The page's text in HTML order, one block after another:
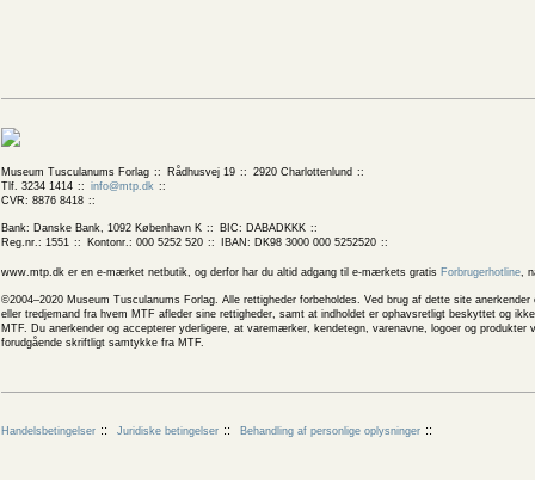
Museum Tusculanums Forlag Rådhusvej 19
2920 Charlottenlund
Tlf. 3234 1414
info@mtp.dk
CVR: 8876 8418
Bank: Danske Bank, 1092 København K
BIC: DABADKKK
Reg.nr.: 1551
Kontonr.: 000 5252 520 IBAN: DK98 3000 000 5252520
www.mtp.dk er en e-mærket netbutik, og derfor har du altid adgang til e-mærkets gratis Forbrugerhotline,
©2004–2020 Museum Tusculanums Forlag. Alle rettigheder forbeholdes. Ved brug af dette site
eller tredjemand fra hvem MTF afleder sine rettigheder, samt at indholdet er ophavsretligt beskyttet og
MTF. Du anerkender og accepterer yderligere, at varemærker, kendetegn, varenavne, logoer og
forudgående skriftligt samtykke fra MTF.
Handelsbetingelser Juridiske betingelser Behandling af personlige oplysninger